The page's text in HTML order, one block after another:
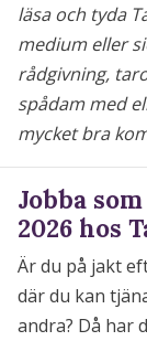
läsa och tyda
medium eller
rådgivning,
spådam med
mycket bra
Jobba
2026 hos
Är du på jakt
där du kan
andra? Då har